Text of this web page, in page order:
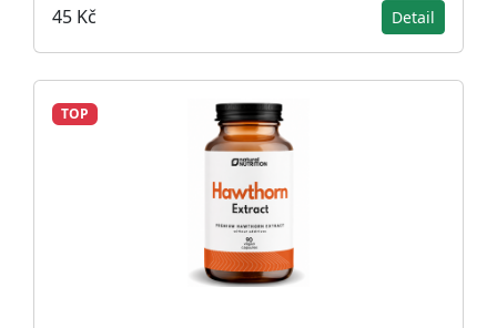
45 Kč Detail
TOP